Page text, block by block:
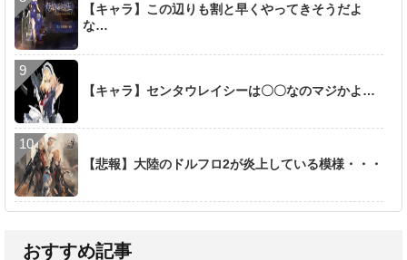
【キャラ】この辺りも割と早くやってきそうだよ
な…
【キャラ】センタウレイシーは〇〇なのマジかよ…
【悲報】大陸のドルフロ2が炎上している模様・・・
おすすめ記事